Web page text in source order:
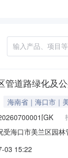
管道路绿化及
海南省｜海口市｜
受海口市美兰区园
目获取采购文件，
03 15:22